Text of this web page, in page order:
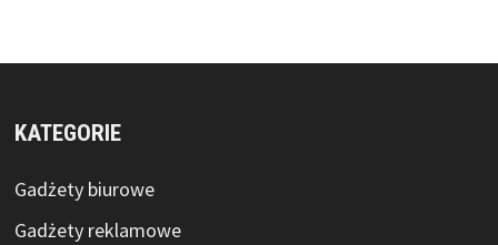
KATEGORIE
Gadżety biurowe
Gadżety reklamowe